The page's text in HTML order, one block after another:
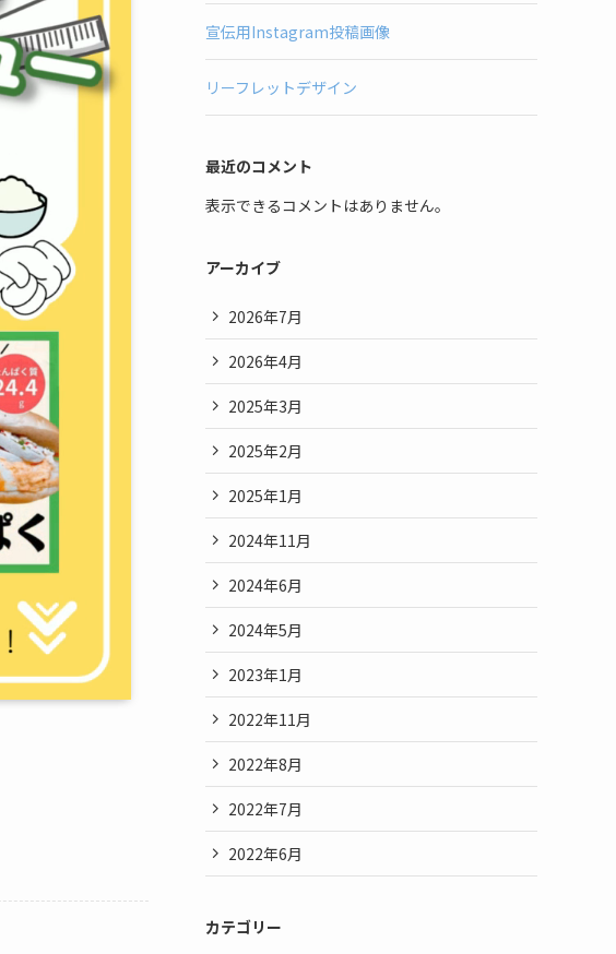
宣伝用Instagram投稿画像
リーフレットデザイン
最近のコメント
表示できるコメントはありません。
アーカイブ
2026年7月
2026年4月
2025年3月
2025年2月
2025年1月
2024年11月
2024年6月
2024年5月
2023年1月
2022年11月
2022年8月
2022年7月
2022年6月
カテゴリー